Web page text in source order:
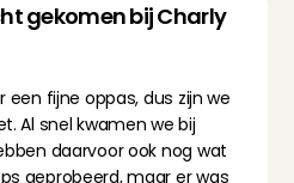
gekomen bij Charly
een fijne oppas, dus zijn we
Al snel kwamen we bij
daarvoor ook nog wat
geprobeerd, maar er was